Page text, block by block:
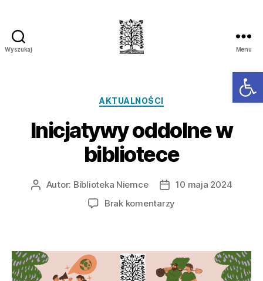
Wyszukaj Menu
AKTUALNOŚCI
Inicjatywy oddolne w
bibliotece
Autor: Biblioteka Niemce
10 maja 2024
Brak komentarzy